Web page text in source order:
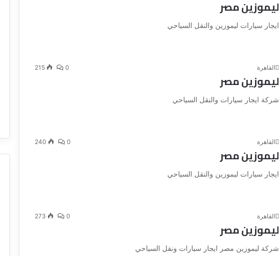
ليموزين مصر
ايجار سيارات ليموزين والنقل السياحي
القاهرة 0
215
ليموزين مصر
شركة ايجار سيارات والنقل السياحي
القاهرة 0
240
ليموزين مصر
ايجار سيارات ليموزين والنقل السياحي
القاهرة 0
273
ليموزين مصر
شركة ليموزين مصر ايجار سيارات ونقل السياحي